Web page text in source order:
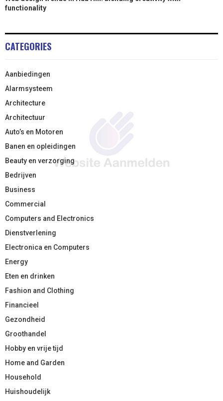
functionality
CATEGORIES
Aanbiedingen
Alarmsysteem
Architecture
Architectuur
Auto’s en Motoren
Banen en opleidingen
Beauty en verzorging
Bedrijven
Business
Commercial
Computers and Electronics
Dienstverlening
Electronica en Computers
Energy
Eten en drinken
Fashion and Clothing
Financieel
Gezondheid
Groothandel
Hobby en vrije tijd
Home and Garden
Household
Huishoudelijk